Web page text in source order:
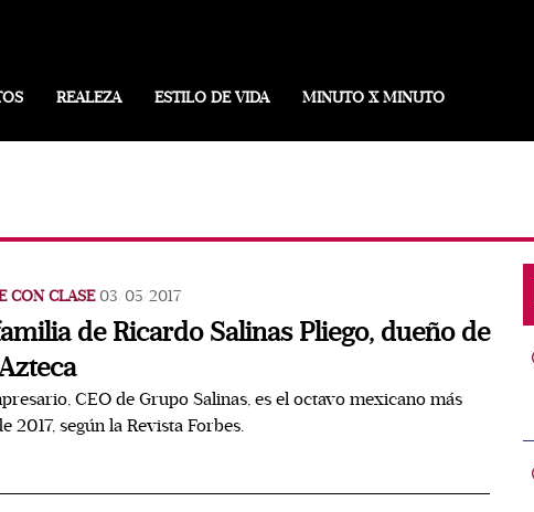
REALEZA ESTILO DE VIDA MINUTO X MINUTO
CON CLASE 03/05/2017
de Ricardo Salinas Pliego, dueño de
CEO de Grupo Salinas, es el octavo mexicano más
2017, según la Revista Forbes.